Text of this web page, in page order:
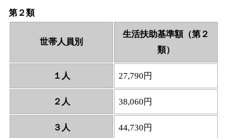
第２類
世帯人員別
生活扶助基準額（第２
類）
１人 27,790円
２人 38,060円
３人 44,730円